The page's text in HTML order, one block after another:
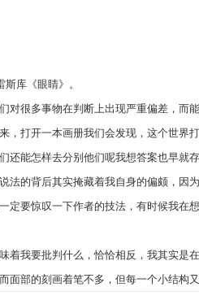
库《眼睛》。
对很多事物在判断上出现严重偏差，
，打开一本画册我们会发现，这个世
能怎样去分别他们呢我想答案也早就存
法的背后其实掩藏着我自身的偏颇，
定要惊叹一下作者的技法，有时候我
着我要批判什么，恰恰相反，我其实
面部的刻画着笔不多，但每一个小结